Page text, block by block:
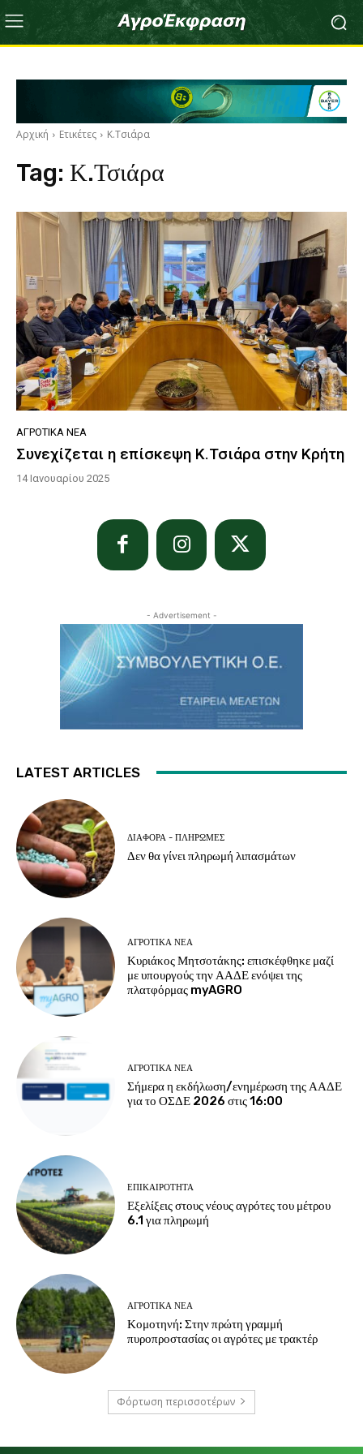
Αρχική Ετικέτες Κ.Τσιάρα
Tag: Κ.Τσιάρα
ΑΓΡΟΤΙΚΆ ΝΈΑ
Συνεχίζεται η επίσκεψη Κ.Τσιάρα στην Κρήτη
14 Ιανουαρίου 2025
- Advertisement -
LATEST ARTICLES
ΔΙΆΦΟΡΑ - ΠΛΗΡΩΜΈΣ
Δεν θα γίνει πληρωμή λιπασμάτων
ΑΓΡΟΤΙΚΆ ΝΈΑ
Κυριάκος Μητσοτάκης: επισκέφθηκε μαζί
με υπουργούς την ΑΑΔΕ ενόψει της
πλατφόρμας myAGRO
ΑΓΡΟΤΙΚΆ ΝΈΑ
Σήμερα η εκδήλωση/ενημέρωση της ΑΑΔΕ
για το ΟΣΔΕ 2026 στις 16:00
ΕΠΙΚΑΙΡΌΤΗΤΑ
Εξελίξεις στους νέους αγρότες του μέτρου
6.1 για πληρωμή
ΑΓΡΟΤΙΚΆ ΝΈΑ
Κομοτηνή: Στην πρώτη γραμμή
πυροπροστασίας οι αγρότες με τρακτέρ
Φόρτωση περισσοτέρων